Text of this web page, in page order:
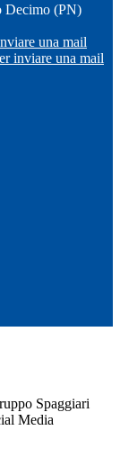
Decimo (PN)
una mail
inviare una mail
Spaggiari
Media